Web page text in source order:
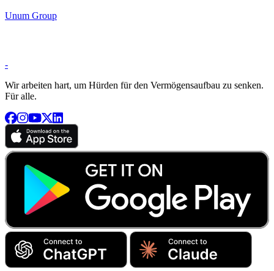
Unum Group
-
Wir arbeiten hart, um Hürden für den Vermögensaufbau zu senken.
Für alle.